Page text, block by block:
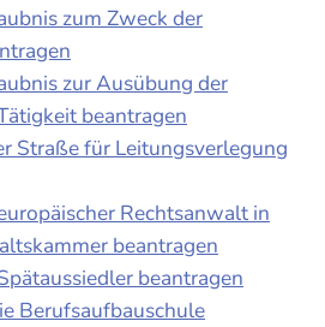
zum Zweck der
zur Ausübung der
beantragen
Straße für Leitungsverlegung
Rechtsanwalt in
beantragen
beantragen
Berufsaufbauschule